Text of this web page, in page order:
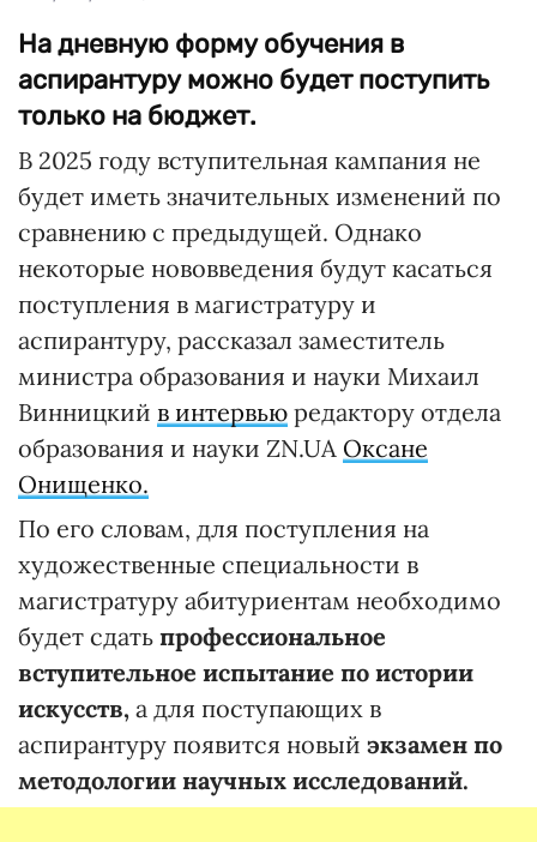
На дневную форму обучения в
аспирантуру можно будет поступить
только на бюджет.
В 2025 году вступительная кампания не
будет иметь значительных изменений по
сравнению с предыдущей. Однако
некоторые нововведения будут касаться
поступления в магистратуру и
аспирантуру, рассказал заместитель
министра образования и науки Михаил
Винницкий в интервью редактору отдела
образования и науки ZN.UA Оксане
Онищенко.
По его словам, для поступления на
художественные специальности в
магистратуру абитуриентам необходимо
будет сдать профессиональное
вступительное испытание по истории
искусств, а для поступающих в
аспирантуру появится новый экзамен по
методологии научных исследований.